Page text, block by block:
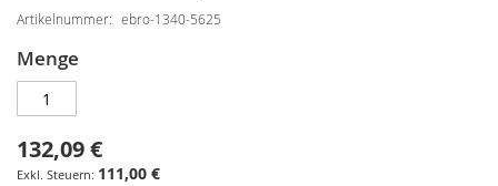
Artikelnummer ebro-1340-5625
Menge
132,09 €
111,00 €